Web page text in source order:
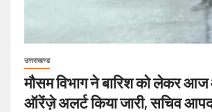
उत्तराखण्ड
मौसम विभाग ने बारिश को लेकर
ऑरेंज़े अलर्ट किया जारी, सचिव